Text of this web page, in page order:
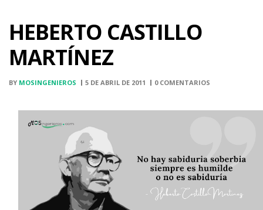
HEBERTO CASTILLO
MARTÍNEZ
BY MOSINGENIEROS 5 DE ABRIL DE 2011 0 COMENTARIOS